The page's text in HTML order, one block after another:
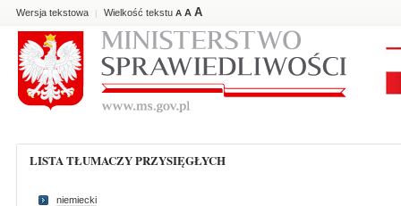
Wersja tekstowa | Wielkość tekstu A A A
LISTA TŁUMACZY PRZYSIĘGŁYCH
niemiecki